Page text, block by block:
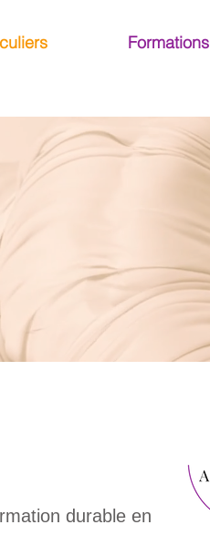
Formations
durable en